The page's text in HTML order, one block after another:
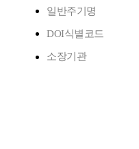
일반주기명
DOI식별코드
소장기관